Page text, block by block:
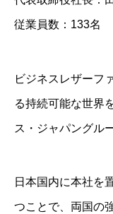
従業員数：133名
ビジネスレザーフ
る持続可能な世界
ス・ジャパングル
日本国内に本社を
つことで、両国の